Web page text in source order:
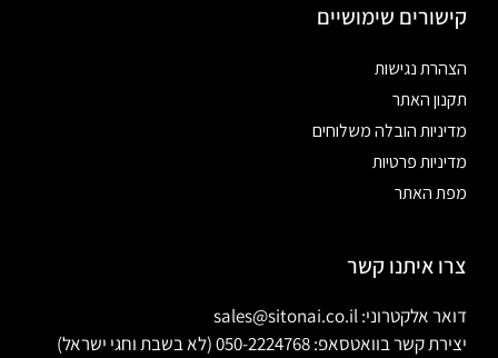
קישורים שימושיים
הצהרת נגישות
תקנון האתר
מדיניות הובלה משלוחים
מדיניות פרטיות
מפת האתר
צרו איתנו קשר
דואר אלקטרוני: sales@sitonai.co.il
יצירת קשר בוואטסאפ: 050-2224768 (לא בשבת וחגי ישראל)